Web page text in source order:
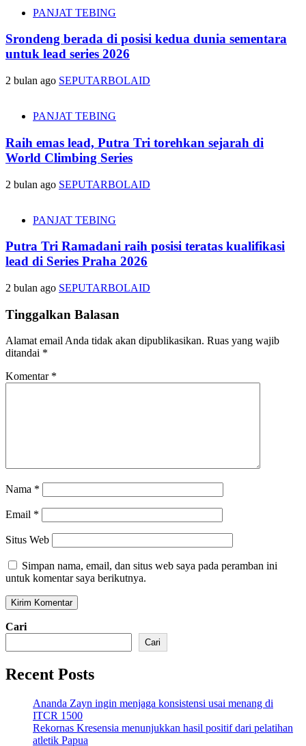
PANJAT TEBING
Srondeng berada di posisi kedua dunia sementara
untuk lead series 2026
2 bulan ago SEPUTARBOLAID
PANJAT TEBING
Raih emas lead, Putra Tri torehkan sejarah di
World Climbing Series
2 bulan ago SEPUTARBOLAID
PANJAT TEBING
Putra Tri Ramadani raih posisi teratas kualifikasi
lead di Series Praha 2026
2 bulan ago SEPUTARBOLAID
Tinggalkan Balasan
Alamat email Anda tidak akan dipublikasikan. Ruas yang wajib
ditandai *
Komentar *
Nama *
Email *
Situs Web
Simpan nama, email, dan situs web saya pada peramban ini
untuk komentar saya berikutnya.
Cari
Cari
Recent Posts
Ananda Zayn ingin menjaga konsistensi usai menang di
ITCR 1500
Rekornas Kresensia menunjukkan hasil positif dari pelatihan
atletik Papua